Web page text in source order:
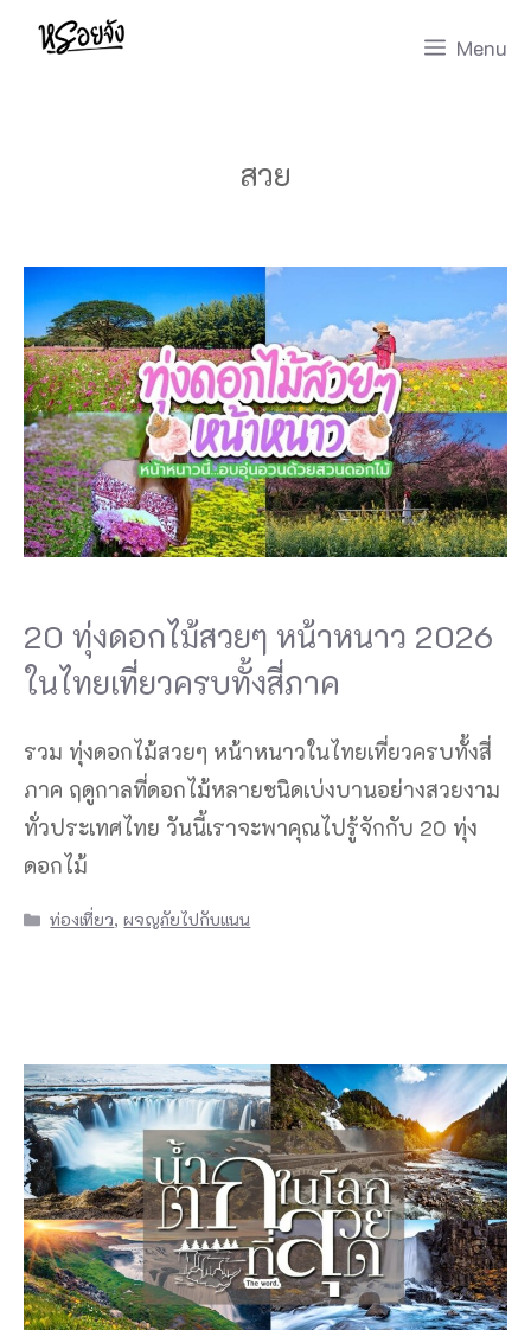
Skip
Menu
สวย
20 ทุ่งดอกไม้สวยๆ หน้าหนาว 2026
ในไทยเที่ยวครบทั้งสี่ภาค
รวม ทุ่งดอกไม้สวยๆ หน้าหนาวในไทยเที่ยวครบทั้งสี่
ภาค ฤดูกาลที่ดอกไม้หลายชนิดเบ่งบานอย่างสวยงาม
ทั่วประเทศไทย วันนี้เราจะพาคุณไปรู้จักกับ 20 ทุ่ง
ดอกไม้
Categories
ท่องเที่ยว,ผจญภัยไปกับแนน